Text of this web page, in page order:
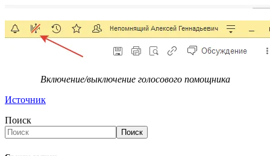
Включение/выключение голосового помощника
Источник
Поиск
Поиск